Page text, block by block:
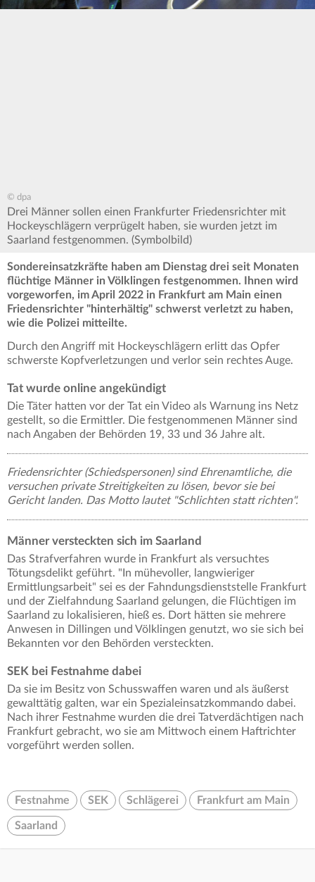
© dpa
Drei Männer sollen einen Frankfurter Friedensrichter mit
Hockeyschlägern verprügelt haben, sie wurden jetzt im
Saarland festgenommen. (Symbolbild)
Sondereinsatzkräfte haben am Dienstag drei seit Monaten
flüchtige Männer in Völklingen festgenommen. Ihnen wird
vorgeworfen, im April 2022 in Frankfurt am Main einen
Friedensrichter "hinterhältig" schwerst verletzt zu haben,
wie die Polizei mitteilte.
Durch den Angriff mit Hockeyschlägern erlitt das Opfer
schwerste Kopfverletzungen und verlor sein rechtes Auge.
Tat wurde online angekündigt
Die Täter hatten vor der Tat ein Video als Warnung ins Netz
gestellt, so die Ermittler. Die festgenommenen Männer sind
nach Angaben der Behörden 19, 33 und 36 Jahre alt.
Friedensrichter (Schiedspersonen) sind Ehrenamtliche, die
versuchen private Streitigkeiten zu lösen, bevor sie bei
Gericht landen. Das Motto lautet "Schlichten statt richten".
Männer versteckten sich im Saarland
Das Strafverfahren wurde in Frankfurt als versuchtes
Tötungsdelikt geführt. "In mühevoller, langwieriger
Ermittlungsarbeit" sei es der Fahndungsdienststelle Frankfurt
und der Zielfahndung Saarland gelungen, die Flüchtigen im
Saarland zu lokalisieren, hieß es. Dort hätten sie mehrere
Anwesen in Dillingen und Völklingen genutzt, wo sie sich bei
Bekannten vor den Behörden versteckten.
SEK bei Festnahme dabei
Da sie im Besitz von Schusswaffen waren und als äußerst
gewalttätig galten, war ein Spezialeinsatzkommando dabei.
Nach ihrer Festnahme wurden die drei Tatverdächtigen nach
Frankfurt gebracht, wo sie am Mittwoch einem Haftrichter
vorgeführt werden sollen.
Festnahme SEK Schlägerei Frankfurt am Main
Saarland